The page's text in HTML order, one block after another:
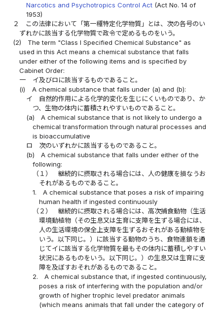
Narcotics and Psychotropics Control Act(Act No. 14 of
1953)
２
この法律において「第一種特定化学物質」とは、次の各号のい
ずれかに該当する化学物質で政令で定めるものをいう。
(2)
The term "Class I Specified Chemical Substance" as
used in this Act means a chemical substance that falls
under either of the following items and is specified by
Cabinet Order:
一
イ及びロに該当するものであること。
(i)
A chemical substance that falls under (a) and (b):
イ
自然的作用による化学的変化を生じにくいものであり、か
つ、生物の体内に蓄積されやすいものであること。
(a)
A chemical substance that is not likely to undergo a
chemical transformation through natural processes and
is bioaccumulative
ロ
次のいずれかに該当するものであること。
(b)
A chemical substance that falls under either of the
following:
（１）
継続的に摂取される場合には、人の健康を損なうお
それがあるものであること。
1.
A chemical substance that poses a risk of impairing
human health if ingested continuously
（２）
継続的に摂取される場合には、高次捕食動物（生活
環境動植物（その生息又は生育に支障を生ずる場合には、
人の生活環境の保全上支障を生ずるおそれがある動植物を
いう。以下同じ。）に該当する動物のうち、食物連鎖を通
じてイに該当する化学物質を最もその体内に蓄積しやすい
状況にあるものをいう。以下同じ。）の生息又は生育に支
障を及ぼすおそれがあるものであること。
2.
A chemical substance that, if ingested continuously,
poses a risk of interfering with the population and/or
growth of higher trophic level predator animals
(which means animals that fall under the category of